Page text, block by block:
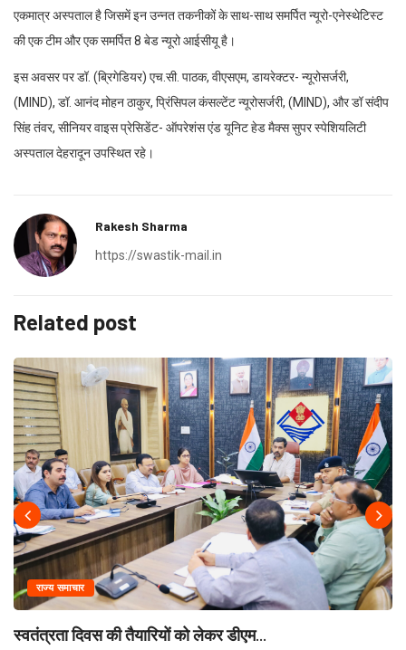
एकमात्र अस्पताल है जिसमें इन उन्नत तकनीकों के साथ-साथ समर्पित न्यूरो-एनेस्थेटिस्ट
की एक टीम और एक समर्पित 8 बेड न्यूरो आईसीयू है।
इस अवसर पर डॉ. (ब्रिगेडियर) एच.सी. पाठक, वीएसएम, डायरेक्टर- न्यूरोसर्जरी,
(MIND), डॉ. आनंद मोहन ठाकुर, प्रिंसिपल कंसल्टेंट न्यूरोसर्जरी, (MIND), और डॉ संदीप
सिंह तंवर, सीनियर वाइस प्रेसिडेंट- ऑपरेशंस एंड यूनिट हेड मैक्स सुपर स्पेशियलिटी
अस्पताल देहरादून उपस्थित रहे।
Rakesh Sharma
https://swastik-mail.in
Related post
राज्य समाचार
स्वतंत्रता दिवस की तैयारियों को लेकर डीएम...